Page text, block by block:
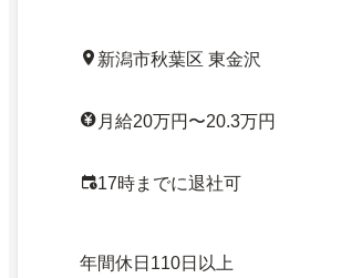
新潟市秋葉区 東金沢
月給20万円〜20.3万円
17時までに退社可
年間休日110日以上